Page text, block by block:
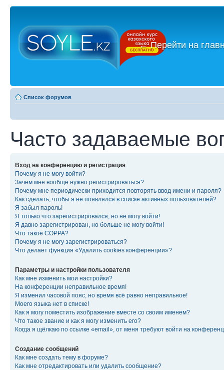
←Перейти на
Список форумов
Часто задаваемые
Вход на конференцию и регистрация
Почему я не могу войти?
Зачем мне вообще нужно регистрироваться?
Почему мне периодически приходится повторять ввод имени и пароля?
Как сделать, чтобы я не появлялся в списке активных пользователей?
Я забыл пароль!
Я только что зарегистрировался, но не могу войти!
Я давно зарегистрирован, но больше не могу войти!
Что такое COPPA?
Почему я не могу зарегистрироваться?
Что делает функция «Удалить cookies конференции»?
Параметры и настройки пользователя
Как мне изменить мои настройки?
На конференции неправильное время!
Я изменил часовой пояс, но время всё равно неправильное!
Моего языка нет в списке!
Как я могу поместить изображение вместе со своим именем?
Что такое звание и как я могу изменить его?
Когда я щёлкаю по ссылке «email», от меня требуют войти на
Создание сообщений
Как мне создать тему в форуме?
Как мне отредактировать или удалить сообщение?